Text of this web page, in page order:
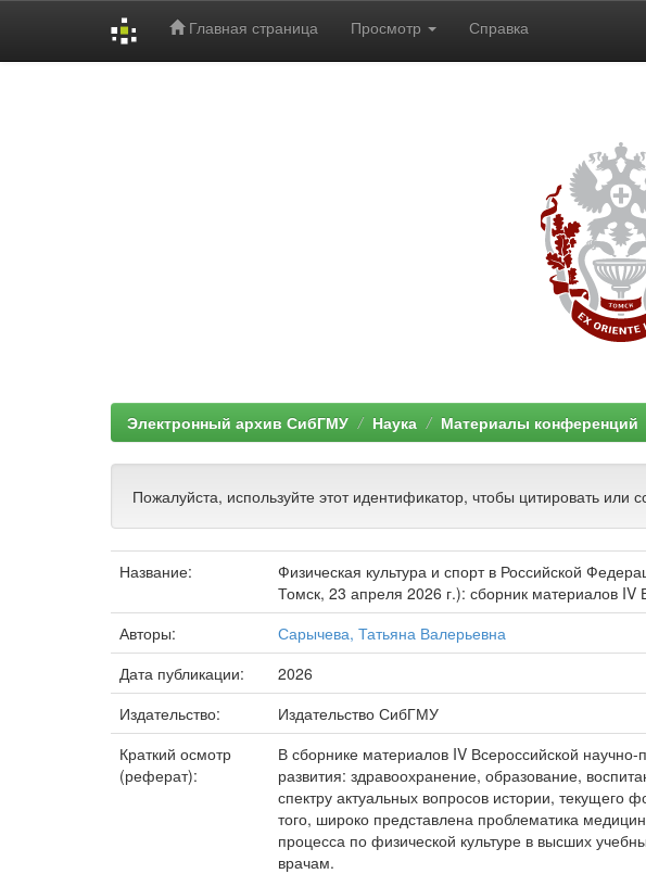
Главная страница Просмотр Справка
Электронный архив СибГМУ Наука Материалы конференций
Пожалуйста, используйте этот идентификатор, чтобы цитировать или
Название:
Физическая культура и спорт в Российской
Томск, 23 апреля 2026 г.): сборник материалов IV
Авторы:
Сарычева, Татьяна Валерьевна
Дата публикации:
2026
Издательство:
Издательство СибГМУ
Краткий осмотр
(реферат):
В сборнике материалов IV Всероссийской
развития: здравоохранение, образование,
спектру актуальных вопросов истории, текущего
того, широко представлена проблематика
процесса по физической культуре в высших
врачам.